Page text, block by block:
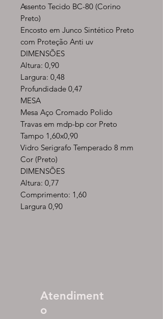
Assento Tecido BC-80 (Corino
Preto)
Encosto em Junco Sintético Preto
com Proteção Anti uv
DIMENSÕES
Altura: 0,90
Largura: 0,48
Profundidade 0,47
MESA
Mesa Aço Cromado Polido
Travas em mdp-bp cor Preto
Tampo 1,60x0,90
Vidro Serigrafo Temperado 8 mm
Cor (Preto)
DIMENSÕES
Altura: 0,77
Comprimento: 1,60
Largura 0,90
Atendiment
o